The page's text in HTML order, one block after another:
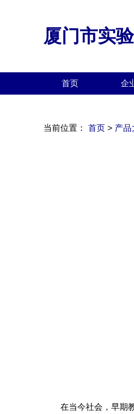
厦门市实
首页 企
当前位置： 首页 > 产品
在当今社会，早期